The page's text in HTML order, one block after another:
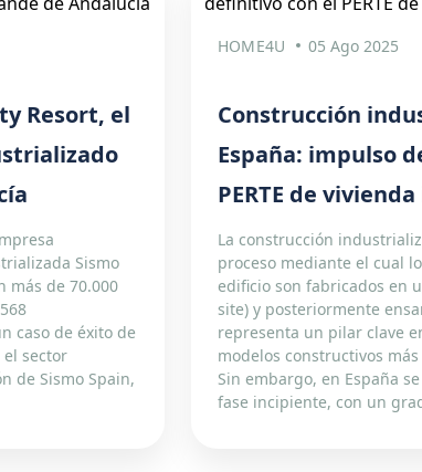
Resort, el
Sismo
más de 70.000
caso de éxito de
sector
de Sismo Spain,
HOME4U 05 Ago 2025
Construcción
España: impulso
PERTE de
La construcción
proceso mediante el cual
edificio son fabricados en
site) y posteriormente
representa un pilar clave
modelos constructivos
Sin embargo, en España
fase incipiente, con un